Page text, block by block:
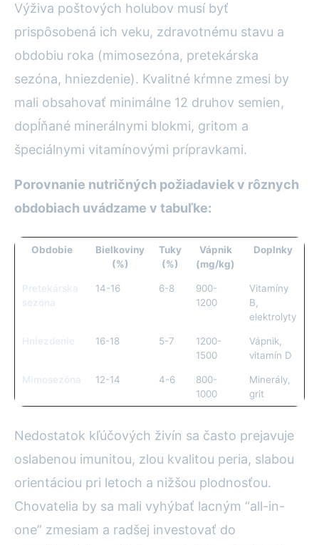
Výživa poštových holubov musí byť
prispôsobená ich veku, zdravotnému stavu a
obdobiu roka (mimosezóna, pretekárska
sezóna, hniezdenie). Kvalitné kŕmne zmesi by
mali obsahovať minimálne 12 druhov semien,
dopĺňané minerálnymi blokmi, gritom a
špeciálnymi vitamínovými prípravkami.
Porovnanie nutričných požiadaviek v rôznych
obdobiach uvádzame v tabuľke:
Obdobie
Bielkoviny
(%)
Tuky
(%)
Vápnik
(mg/kg)
Doplnky
Pretekárska
sezóna
14-16 6-8
900-
1200
Vitamíny
B,
elektrolyty
Hniezdenie 16-18 5-7
1200-
1500
Vápnik,
vitamín D
Mimosezóna 12-14 4-6
800-
1000
Minerály,
grit
Nedostatok kľúčových živín sa často prejavuje
oslabenou imunitou, zlou kvalitou peria, slabou
orientáciou pri letoch a nižšou plodnosťou.
Chovatelia by sa mali vyhýbať lacným “all-in-
one” zmesiam a radšej investovať do